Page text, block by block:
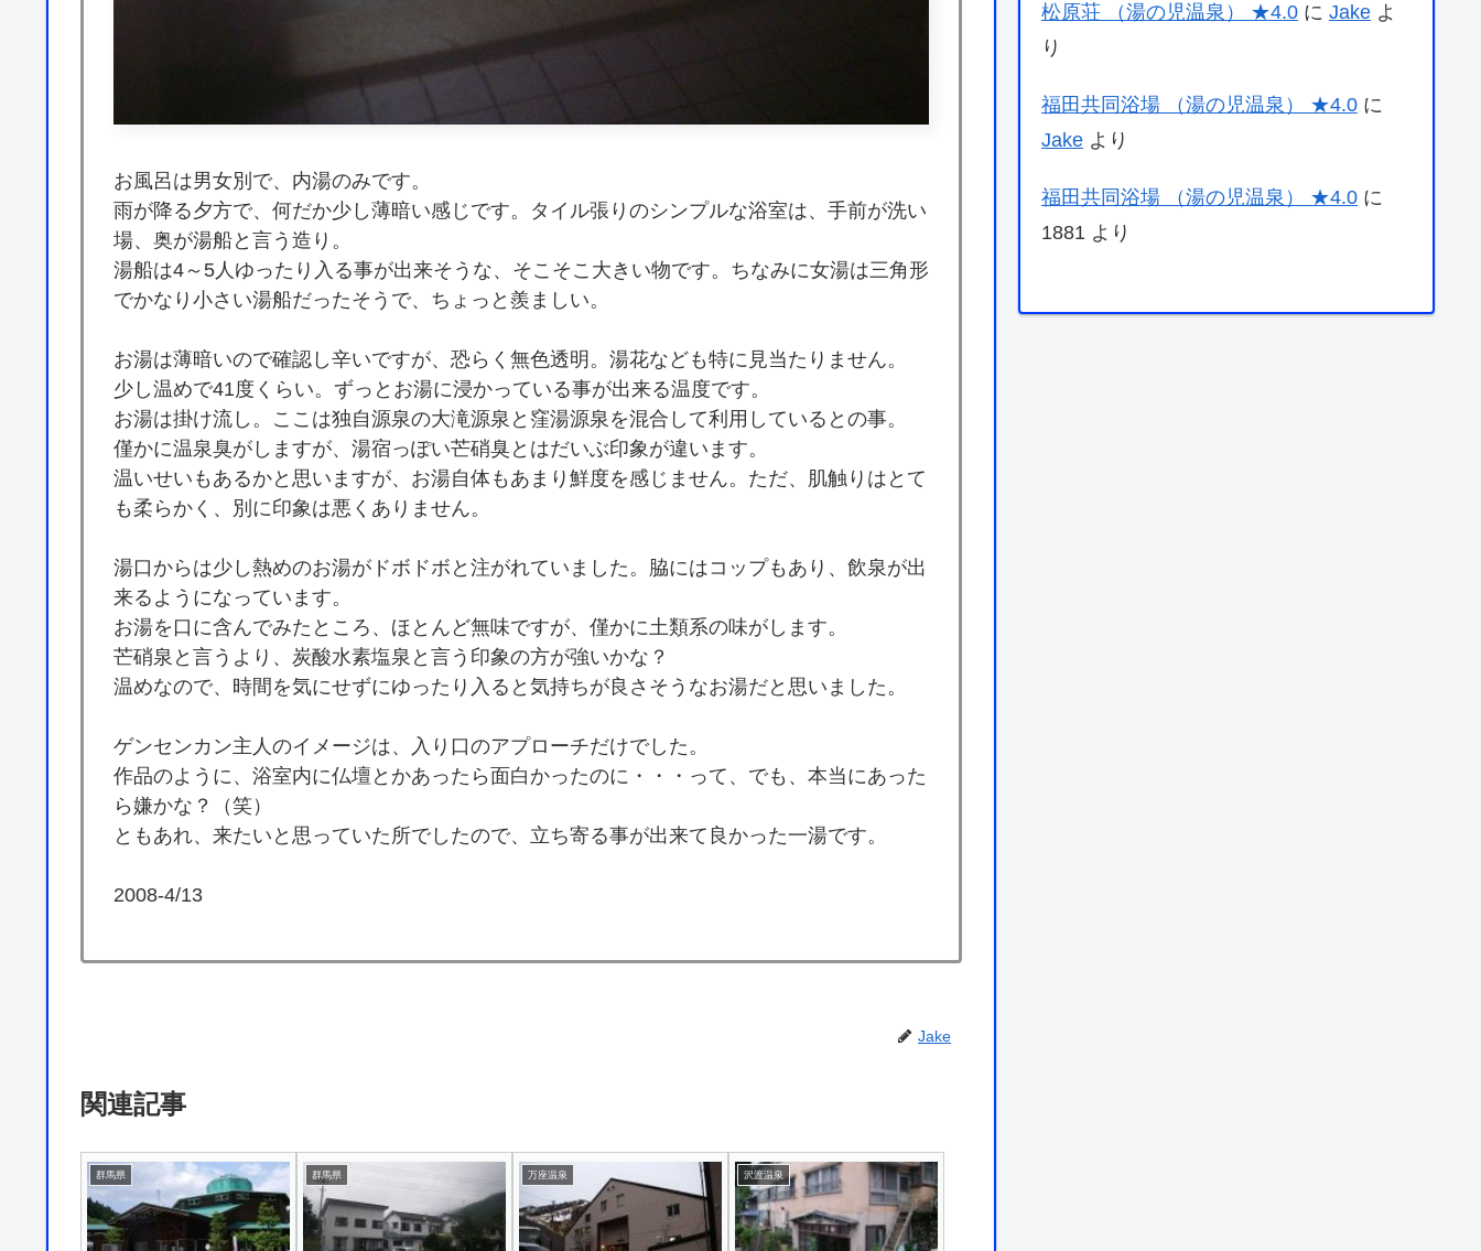
お風呂は男女別で、内湯のみです。
雨が降る夕方で、何だか少し薄暗い感じです。タイル張りのシンプルな浴室は、手前が洗い
場、奥が湯船と言う造り。
湯船は4～5人ゆったり入る事が出来そうな、そこそこ大きい物です。ちなみに女湯は三角形
でかなり小さい湯船だったそうで、ちょっと羨ましい。
お湯は薄暗いので確認し辛いですが、恐らく無色透明。湯花なども特に見当たりません。
少し温めで41度くらい。ずっとお湯に浸かっている事が出来る温度です。
お湯は掛け流し。ここは独自源泉の大滝源泉と窪湯源泉を混合して利用しているとの事。
僅かに温泉臭がしますが、湯宿っぽい芒硝臭とはだいぶ印象が違います。
温いせいもあるかと思いますが、お湯自体もあまり鮮度を感じません。ただ、肌触りはとて
も柔らかく、別に印象は悪くありません。
湯口からは少し熱めのお湯がドボドボと注がれていました。脇にはコップもあり、飲泉が出
来るようになっています。
お湯を口に含んでみたところ、ほとんど無味ですが、僅かに土類系の味がします。
芒硝泉と言うより、炭酸水素塩泉と言う印象の方が強いかな？
温めなので、時間を気にせずにゆったり入ると気持ちが良さそうなお湯だと思いました。
ゲンセンカン主人のイメージは、入り口のアプローチだけでした。
作品のように、浴室内に仏壇とかあったら面白かったのに・・・って、でも、本当にあった
ら嫌かな？（笑）
ともあれ、来たいと思っていた所でしたので、立ち寄る事が出来て良かった一湯です。
2008-4/13
Jake
関連記事
群馬県 群馬県 万座温泉 沢渡温泉
松原荘 （湯の児温泉） ★4.0 に Jake よ
り
福田共同浴場 （湯の児温泉） ★4.0 に
Jake より
福田共同浴場 （湯の児温泉） ★4.0 に
1881 より